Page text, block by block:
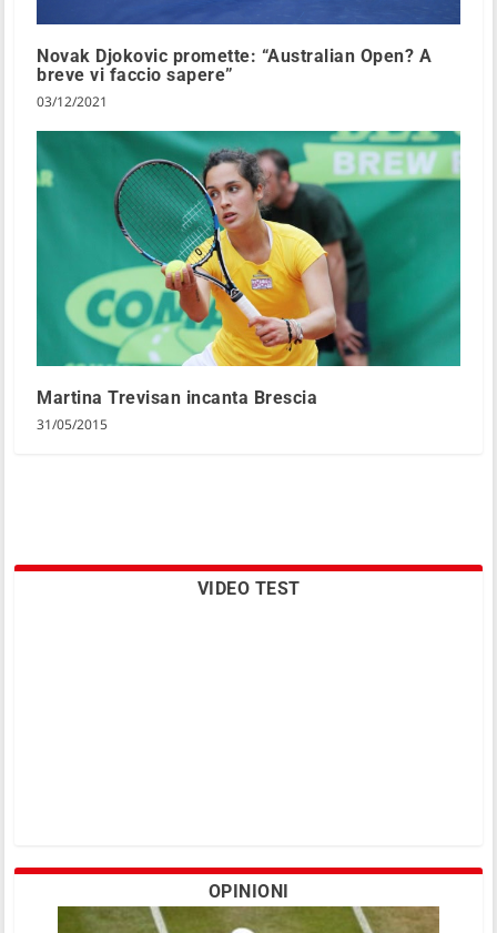
Novak Djokovic promette: “Australian Open? A
breve vi faccio sapere”
03/12/2021
Martina Trevisan incanta Brescia
31/05/2015
VIDEO TEST
OPINIONI